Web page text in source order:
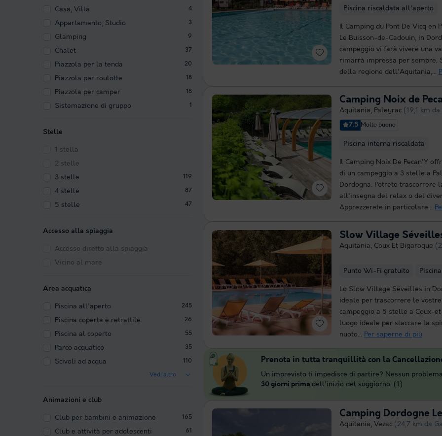
Casa, Villa 4
Appartamento, Studio 3
Glamping 9
Chalet 37
Piazzola per la tenda 20
Piazzola per roulotte 18
Piazzola per camper 18
Sistemazione di gruppo 1
Stelle
1 stella
2 stelle
3 stelle
119
4 stelle 87
5 stelle 47
Accesso alla spiaggia
Accesso diretto alla spiaggia
Vicino al mare
Area acquatica
Piscina all'aperto 245
Piscina coperta e retrattile 26
Piscina al coperto 55
Parco acquatico 35
Scivoli ad acqua 110
Vedi altro
Animazioni e club
Club per bambini e animazione 165
Club e attività per adolescenti 61
Piscina riscaldata all'aperto
Il Camping du Pont De Vicq en
Le Buisson-de-Cadouin, in
campeggio vi farà vivere una
rimarrà impressa per sempre.
della regione dell'Aquitania,...
Camping Noix de
Aquitania, Paleyrac (19,1 km
7.5 Molto buono
Piscina interna riscaldata
Il Camping Noix De Pecan'Y
di un campeggio a 3 stelle a
Dordogna. Potrete trascorrere
all'insegna del relax o del
Apprezzerete in particolare...
Slow Village
Aquitania, Coux Et Bigaroque
Punto Wi-Fi gratuito
Lo Slow Village Séveilles in
ideale per trascorrere le vostre
campeggio a 5 stelle a Coux-
luogo ideale per staccare la
nuoto... Per saperne di più
Camping Dordogne
Aquitania, Vezac (24,7 km da
Prenota in tutta tranquillità con la
Un imprevisto ti impedisce di partire? Nessun
30 giorni prima dell'inizio del soggiorno. (1)